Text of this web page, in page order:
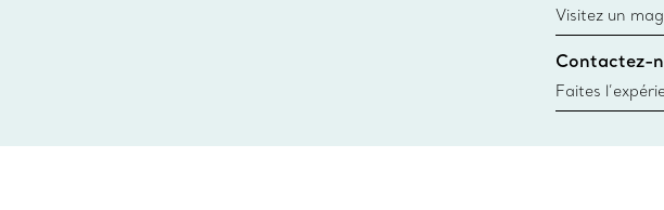
Visitez un
créations, les
Trouver le
Contactez-
Faites
besoins par